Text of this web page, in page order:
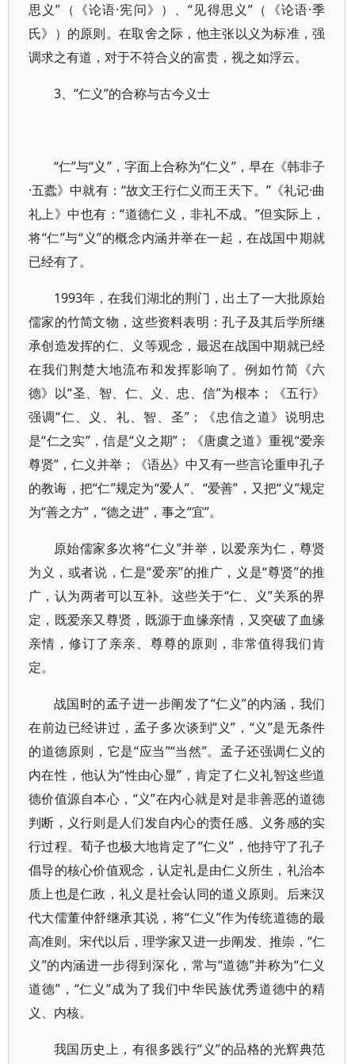
思义”（《论语·宪问》）、“见得思义”（《论语·季
氏》）的原则。在取舍之际，他主张以义为标准，强
调求之有道，对于不符合义的富贵，视之如浮云。
3、“仁义”的合称与古今义士
“仁”与“义”，字面上合称为“仁义”，早在《韩非子
·五蠹》中就有：“故文王行仁义而王天下。”《礼记·曲
礼上》中也有：“道德仁义，非礼不成。”但实际上，
将“仁”与“义”的概念内涵并举在一起，在战国中期就
已经有了。
1993年，在我们湖北的荆门，出土了一大批原始
儒家的竹简文物，这些资料表明：孔子及其后学所继
承创造发挥的仁、义等观念，最迟在战国中期就已经
在我们荆楚大地流布和发挥影响了。例如竹简《六
德》以“圣、智、仁、义、忠、信”为根本；《五行》
强调“仁、义、礼、智、圣”；《忠信之道》说明忠
是“仁之实”，信是“义之期”；《唐虞之道》重视“爱亲
尊贤”，仁义并举；《语丛》中又有一些言论重申孔子
的教诲，把“仁”规定为“爱人”、“爱善”，又把“义”规定
为“善之方”，“德之进”，事之“宜”。
原始儒家多次将“仁义”并举，以爱亲为仁，尊贤
为义，或者说，仁是“爱亲”的推广，义是“尊贤”的推
广，认为两者可以互补。这些关于“仁、义”关系的界
定，既爱亲又尊贤，既源于血缘亲情，又突破了血缘
亲情，修订了亲亲、尊尊的原则，非常值得我们肯
定。
战国时的孟子进一步阐发了“仁义”的内涵，我们
在前边已经讲过，孟子多次谈到“义”，“义”是无条件
的道德原则，它是“应当”“当然”。孟子还强调仁义的
内在性，他认为“性由心显”，肯定了仁义礼智这些道
德价值源自本心，“义”在内心就是对是非善恶的道德
判断，义行则是人们发自内心的责任感、义务感的实
行过程。荀子也极大地肯定了“仁义”，他持守了孔子
倡导的核心价值观念，认定礼是由仁义所生，礼治本
质上也是仁政，礼义是社会认同的道义原则。后来汉
代大儒董仲舒继承其说，将“仁义”作为传统道德的最
高准则。宋代以后，理学家又进一步阐发、推崇，“仁
义”的内涵进一步得到深化，常与“道德”并称为“仁义
道德”，“仁义”成为了我们中华民族优秀道德中的精
义、内核。
我国历史上，有很多践行“义”的品格的光辉典范